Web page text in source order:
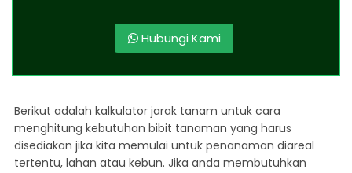
Hubungi Kami
Berikut adalah kalkulator jarak tanam untuk cara
menghitung kebutuhan bibit tanaman yang harus
disediakan jika kita memulai untuk penanaman diareal
tertentu, lahan atau kebun. Jika anda membutuhkan